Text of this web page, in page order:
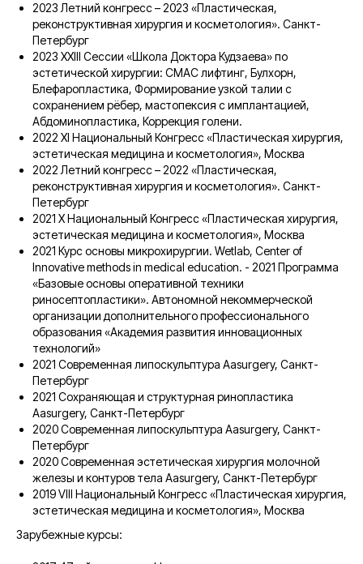
2023 Летний конгресс – 2023 «Пластическая,
реконструктивная хирургия и косметология». Санкт-
Петербург
2023 ХХIII Сессии «Школа Доктора Кудзаева» по
эстетической хирургии: СМАС лифтинг, Булхорн,
Блефаропластика, Формирование узкой талии с
сохранением рёбер, мастопексия с имплантацией,
Абдоминопластика, Коррекция голени.
2022 ХI Национальный Конгресс «Пластическая хирургия,
эстетическая медицина и косметология», Москва
2022 Летний конгресс – 2022 «Пластическая,
реконструктивная хирургия и косметология». Санкт-
Петербург
2021 Х Национальный Конгресс «Пластическая хирургия,
эстетическая медицина и косметология», Москва
2021 Курс основы микрохирургии. Wetlab, Center of
Innovative methods in medical education. - 2021 Программа
«Базовые основы оперативной техники
риносептопластики». Автономной некоммерческой
организации дополнительного профессионального
образования «Академия развития инновационных
технологий»
2021 Современная липоскульптура Aasurgery, Санкт-
Петербург
2021 Сохраняющая и структурная ринопластика
Aasurgery, Санкт-Петербург
2020 Современная липоскульптура Aasurgery, Санкт-
Петербург
2020 Современная эстетическая хирургия молочной
железы и контуров тела Aasurgery, Санкт-Петербург
2019 VIII Национальный Конгресс «Пластическая хирургия,
эстетическая медицина и косметология», Москва
Зарубежные курсы: